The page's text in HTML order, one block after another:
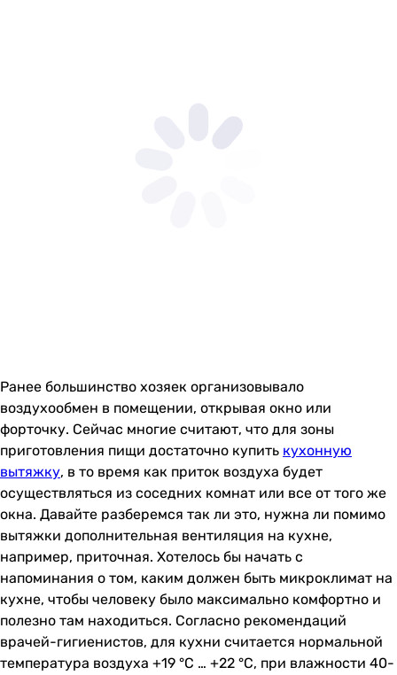
Ранее большинство хозяек организовывало
воздухообмен в помещении, открывая окно или
форточку. Сейчас многие считают, что для зоны
приготовления пищи достаточно купить кухонную
вытяжку, в то время как приток воздуха будет
осуществляться из соседних комнат или все от того же
окна. Давайте разберемся так ли это, нужна ли помимо
вытяжки дополнительная вентиляция на кухне,
например, приточная. Хотелось бы начать с
напоминания о том, каким должен быть микроклимат на
кухне, чтобы человеку было максимально комфортно и
полезно там находиться. Согласно рекомендаций
врачей-гигиенистов, для кухни считается нормальной
температура воздуха +19 °С … +22 °С, при влажности 40-